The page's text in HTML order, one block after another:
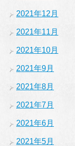
2021年12月
2021年11月
2021年10月
2021年9月
2021年8月
2021年7月
2021年6月
2021年5月